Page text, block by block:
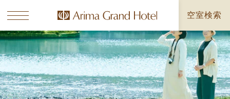
空室検索